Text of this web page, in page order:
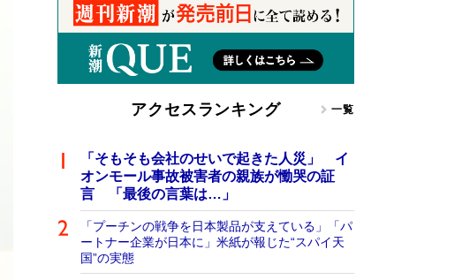
アクセスランキング 一覧
「そもそも会社のせいで起きた人災」 イ
オンモール事故被害者の親族が慟哭の証
言 「最後の言葉は…」
「プーチンの戦争を日本製品が支えている」「パ
ートナー企業が日本に」米紙が報じた“スパイ天
国”の実態